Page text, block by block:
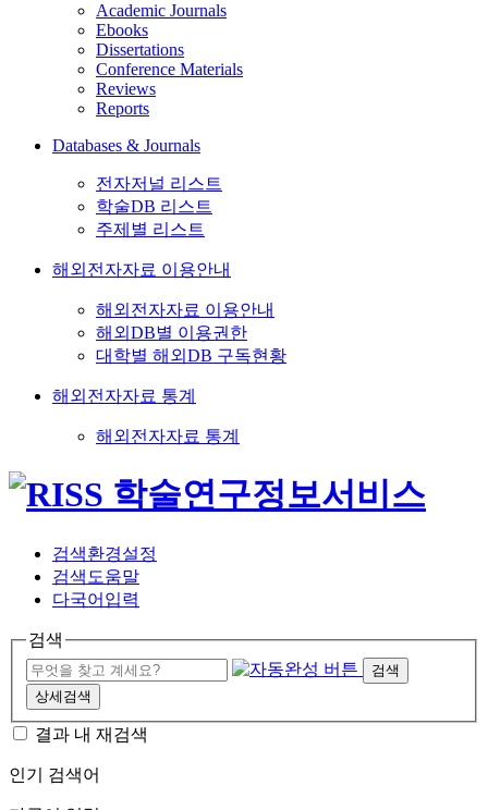
Academic Journals
Ebooks
Dissertations
Conference Materials
Reviews
Reports
Databases & Journals
전자저널 리스트
학술DB 리스트
주제별 리스트
해외전자자료 이용안내
해외전자자료 이용안내
해외DB별 이용권한
대학별 해외DB 구독현황
해외전자자료 통계
해외전자자료 통계
검색환경설정
검색도움말
다국어입력
검색
검색
상세검색
결과 내 재검색
인기 검색어